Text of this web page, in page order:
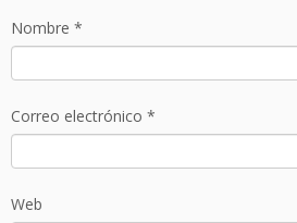
Nombre *
Correo electrónico *
Web